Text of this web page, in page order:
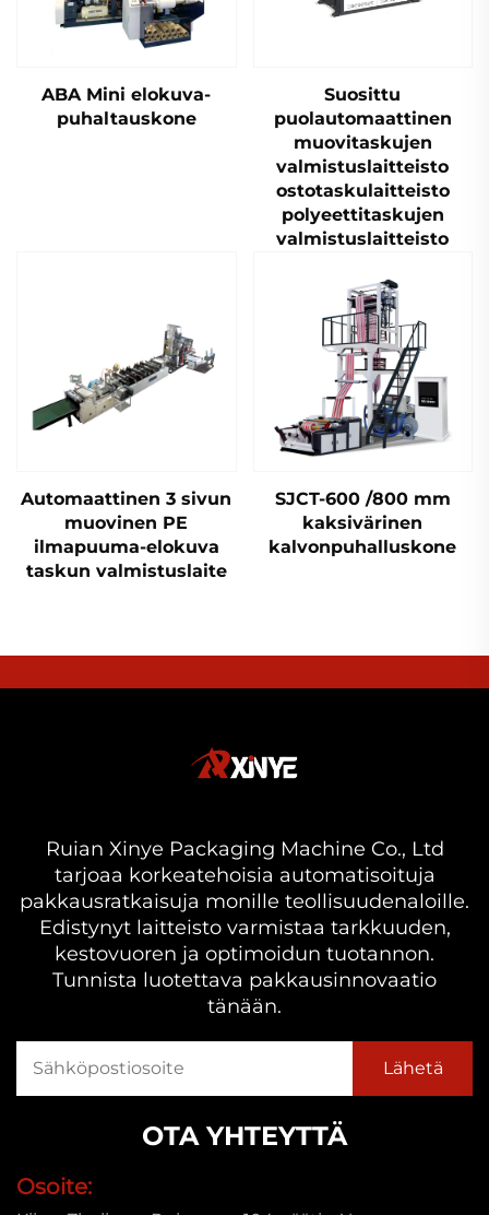
ABA Mini elokuva-
puhaltauskone
Suosittu
puolautomaattinen
muovitaskujen
valmistuslaitteisto
ostotaskulaitteisto
polyeettitaskujen
valmistuslaitteisto
Automaattinen 3 sivun
muovinen PE
ilmapuuma-elokuva
taskun valmistuslaite
SJCT-600 /800 mm
kaksivärinen
kalvonpuhalluskone
Ruian Xinye Packaging Machine Co., Ltd
tarjoaa korkeatehoisia automatisoituja
pakkausratkaisuja monille teollisuudenaloille.
Edistynyt laitteisto varmistaa tarkkuuden,
kestovuoren ja optimoidun tuotannon.
Tunnista luotettava pakkausinnovaatio
tänään.
OTA YHTEYTTÄ
Osoite: